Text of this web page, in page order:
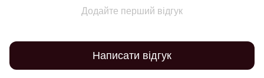
Додайте перший відгук
Написати відгук